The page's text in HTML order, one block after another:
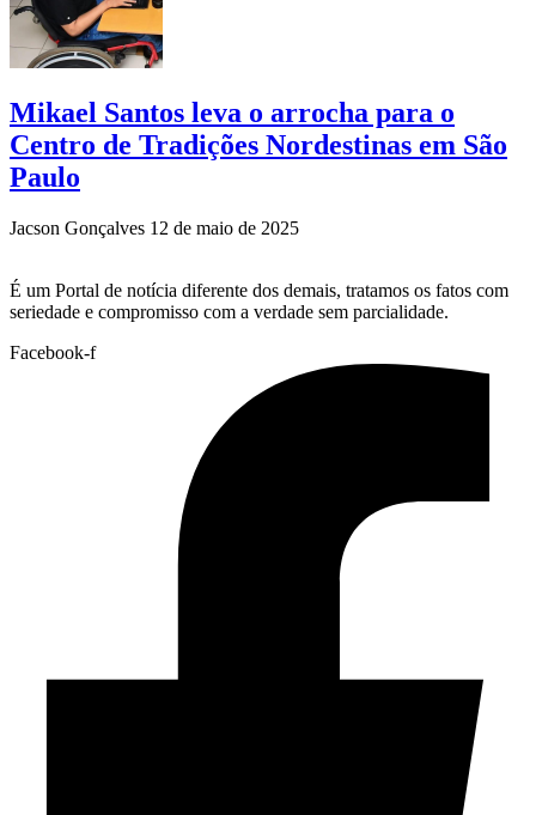
Mikael Santos leva o arrocha para o
Centro de Tradições Nordestinas em São
Paulo
Jacson Gonçalves 12 de maio de 2025
É um Portal de notícia diferente dos demais, tratamos os fatos com
seriedade e compromisso com a verdade sem parcialidade.
Facebook-f